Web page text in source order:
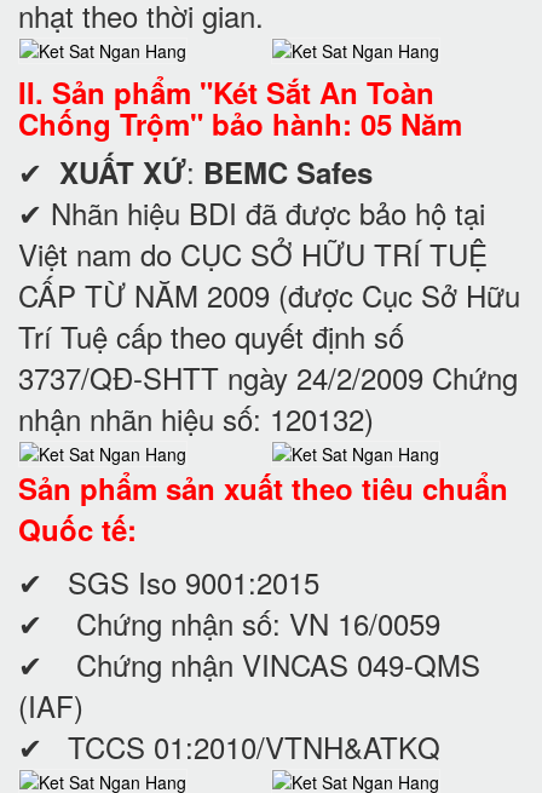
nhạt theo thời gian.
II. Sản phẩm "Két Sắt An Toàn
Chống Trộm" bảo hành: 05 Năm
✔ XUẤT XỨ: BEMC Safes
✔ Nhãn hiệu BDI đã được bảo hộ tại
Việt nam do CỤC SỞ HỮU TRÍ TUỆ
CẤP TỪ NĂM 2009 (được Cục Sở Hữu
Trí Tuệ cấp theo quyết định số
3737/QĐ-SHTT ngày 24/2/2009 Chứng
nhận nhãn hiệu số: 120132)
Sản phẩm sản xuất theo tiêu chuẩn
Quốc tế:
✔ SGS Iso 9001:2015
✔ Chứng nhận số: VN 16/0059
✔ Chứng nhận VINCAS 049-QMS
(IAF)
✔ TCCS 01:2010/VTNH&ATKQ